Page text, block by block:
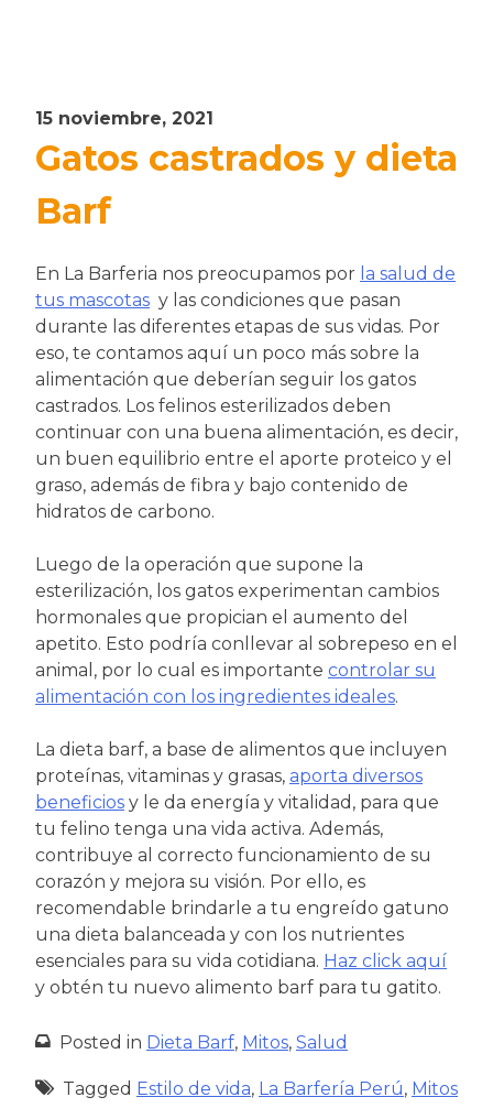
15 noviembre, 2021
Gatos castrados y dieta
Barf
En La Barferia nos preocupamos por la salud de
tus mascotas y las condiciones que pasan
durante las diferentes etapas de sus vidas. Por
eso, te contamos aquí un poco más sobre la
alimentación que deberían seguir los gatos
castrados. Los felinos esterilizados deben
continuar con una buena alimentación, es decir,
un buen equilibrio entre el aporte proteico y el
graso, además de fibra y bajo contenido de
hidratos de carbono.
Luego de la operación que supone la
esterilización, los gatos experimentan cambios
hormonales que propician el aumento del
apetito. Esto podría conllevar al sobrepeso en el
animal, por lo cual es importante controlar su
alimentación con los ingredientes ideales.
La dieta barf, a base de alimentos que incluyen
proteínas, vitaminas y grasas, aporta diversos
beneficios y le da energía y vitalidad, para que
tu felino tenga una vida activa. Además,
contribuye al correcto funcionamiento de su
corazón y mejora su visión. Por ello, es
recomendable brindarle a tu engreído gatuno
una dieta balanceada y con los nutrientes
esenciales para su vida cotidiana. Haz click aquí
y obtén tu nuevo alimento barf para tu gatito.
Posted in Dieta Barf, Mitos, Salud
Tagged Estilo de vida, La Barfería Perú, Mitos